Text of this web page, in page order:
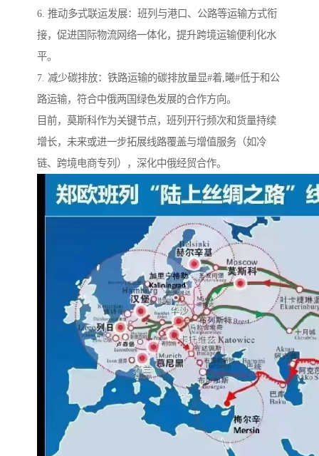
6. 推动多式联运发展：班列与港口、公路等运输方式衔
接，促进国际物流网络一体化，提升跨境运输便利化水
平。
7. 减少碳排放：铁路运输的碳排放量显#着,曦#低于和公
路运输，符合中俄两国绿色发展的合作方向。
目前，莫斯科作为关键节点，班列开行频次和货量持续
增长，未来或进一步拓展线路覆盖与增值服务（如冷
链、跨境电商专列），深化中俄经贸合作。